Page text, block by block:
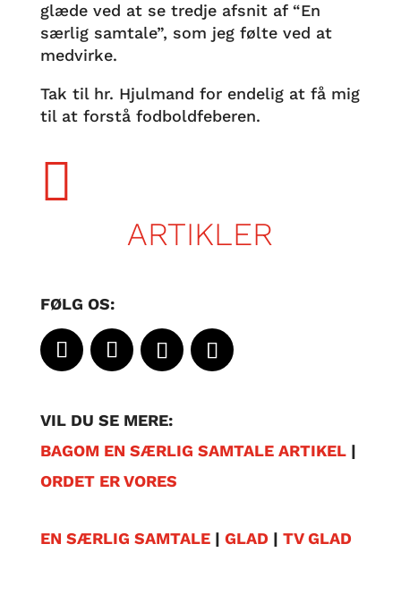
glæde ved at se tredje afsnit af “En
særlig samtale”, som jeg følte ved at
medvirke.
Tak til hr. Hjulmand for endelig at få mig
til at forstå fodboldfeberen.

ARTIKLER
FØLG OS:
VIL DU SE MERE:
BAGOM EN SÆRLIG SAMTALE ARTIKEL|
ORDET ER VORES
EN SÆRLIG SAMTALE| GLAD | TV GLAD